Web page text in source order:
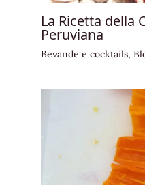
La Ricetta della
Peruviana
Bevande e cocktails,